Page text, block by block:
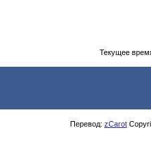
Текущее
Перевод: zCarot